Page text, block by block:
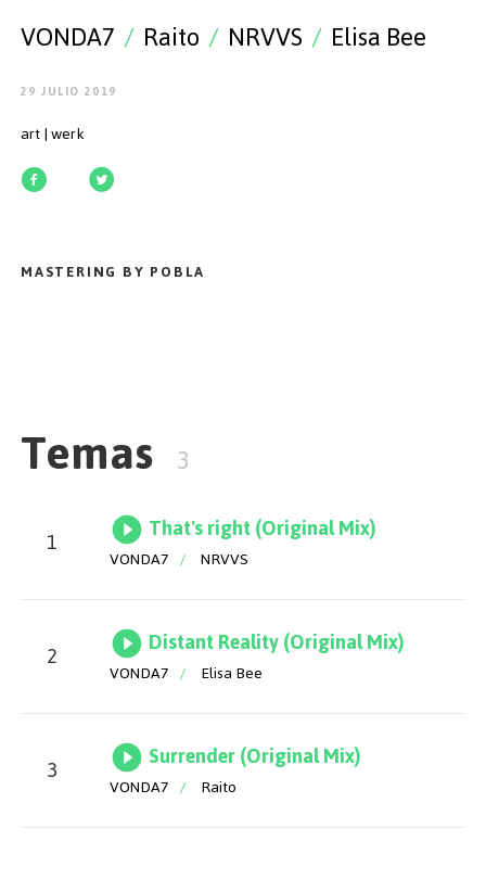
VONDA7 / Raito / NRVVS / Elisa Bee
29 JULIO 2019
art | werk
MASTERING BY POBLA
Temas 3
1 That's right (Original Mix)
VONDA7 / NRVVS
2 Distant Reality (Original Mix)
VONDA7 / Elisa Bee
3 Surrender (Original Mix)
VONDA7 / Raito